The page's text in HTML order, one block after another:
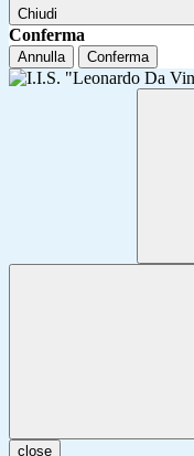
Chiudi
Conferma
Annulla Conferma
close